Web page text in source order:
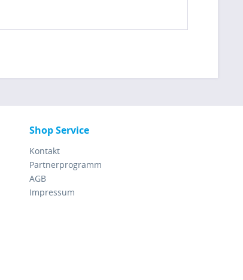
Shop Service
Kontakt
Partnerprogramm
AGB
Impressum